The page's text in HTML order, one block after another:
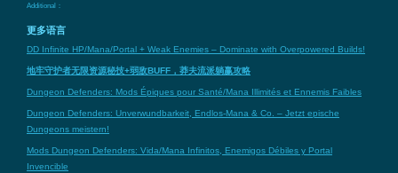
Additional：
更多语言
DD Infinite HP/Mana/Portal + Weak Enemies – Dominate with Overpowered Builds!
地牢守护者无限资源秘技+弱敌BUFF，莽夫流派躺赢攻略
Dungeon Defenders: Mods Épiques pour Santé/Mana Illimités et Ennemis Faibles
Dungeon Defenders: Unverwundbarkeit, Endlos-Mana & Co. – Jetzt epische
Dungeons meistern!
Mods Dungeon Defenders: Vida/Mana Infinitos, Enemigos Débiles y Portal
Invencible